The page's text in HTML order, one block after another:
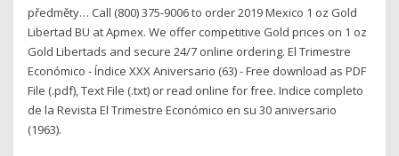
předměty… Call (800) 375-9006 to order 2019 Mexico 1 oz Gold
Libertad BU at Apmex. We offer competitive Gold prices on 1 oz
Gold Libertads and secure 24/7 online ordering. El Trimestre
Económico - Índice XXX Aniversario (63) - Free download as PDF
File (.pdf), Text File (.txt) or read online for free. Indice completo
de la Revista El Trimestre Económico en su 30 aniversario
(1963).